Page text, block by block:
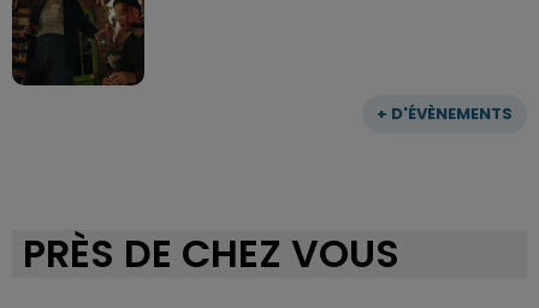
+ D'ÉVÈNEMENTS
PRÈS DE CHEZ VOUS